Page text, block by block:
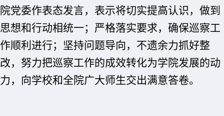
院党委作表态发言，表示将切实提高认识，做到
思想和行动相统一；严格落实要求，确保巡察工
作顺利进行；坚持问题导向，不遗余力抓好整
改， 努力把巡察工作的成效转化为学院发展的动
力，向学校和全院广大师生交出满意答卷。